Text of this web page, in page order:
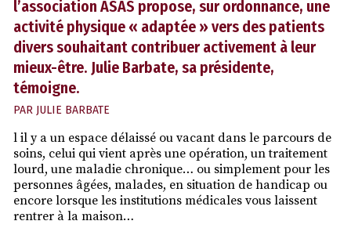
l’association ASAS propose, sur ordonnance, une
activité physique « adaptée » vers des patients
divers souhaitant contribuer activement à leur
mieux-être. Julie Barbate, sa présidente,
témoigne.
PAR JULIE BARBATE
l il y a un espace délaissé ou vacant dans le parcours de
soins, celui qui vient après une opération, un traitement
lourd, une maladie chronique… ou simplement pour les
personnes âgées, malades, en situation de handicap ou
encore lorsque les institutions médicales vous laissent
rentrer à la maison…